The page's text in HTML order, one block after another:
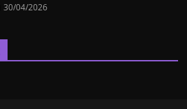
30/04/2026